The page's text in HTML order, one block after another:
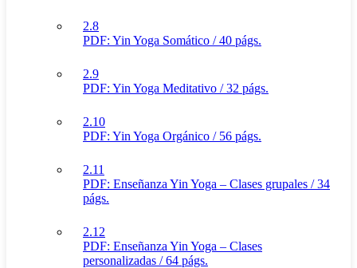
2.8
PDF: Yin Yoga Somático / 40 págs.
2.9
PDF: Yin Yoga Meditativo / 32 págs.
2.10
PDF: Yin Yoga Orgánico / 56 págs.
2.11
PDF: Enseñanza Yin Yoga – Clases grupales / 34
págs.
2.12
PDF: Enseñanza Yin Yoga – Clases
personalizadas / 64 págs.